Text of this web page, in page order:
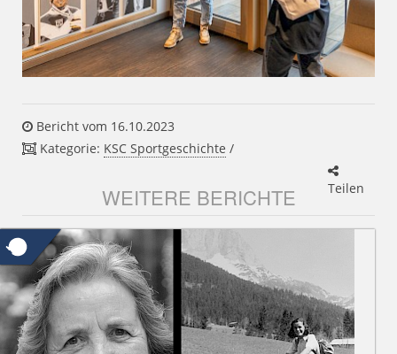
Bericht vom 16.10.2023
Kategorie: KSC Sportgeschichte /
Teilen
WEITERE BERICHTE